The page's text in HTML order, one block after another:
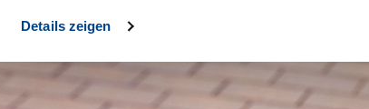
Details zeigen